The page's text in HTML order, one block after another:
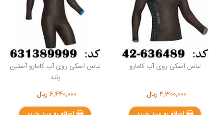
لباس اسکی روی آب کامارو
4,300,000 ریال
لباس اسکی روی آب کامارو آستین
بلند
6,440,000 ریال